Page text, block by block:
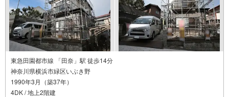
東急田園都市線 「田奈」駅 徒歩14分
神奈川県横浜市緑区いぶき野
1990年3月（築37年）
4DK / 地上2階建